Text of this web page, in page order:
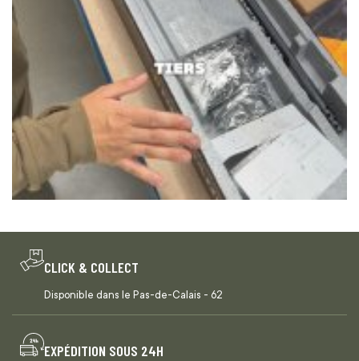
CLICK & COLLECT
Disponible dans le Pas-de-Calais - 62
EXPÉDITION SOUS 24H